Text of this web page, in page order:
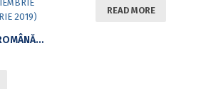
LIMBA ȘI LITERATURA ROMÂNĂ. PERSPECTIVE DIDACTICE. ACTELE CELUI DE-AL 18-LEA ȘI AL 19-LEA COLOCVIU INTERNAȚIONAL AL DEPARTAMENTULUI DE LINGVISTICĂ (BUCUREȘTI 23-24 NOIEMBRIE 2018 ȘI 22-23 NOIEMBRIE 2019)
READ MORE